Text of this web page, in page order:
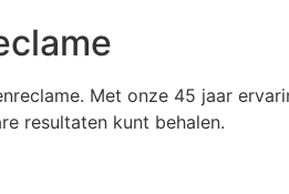
Met onze 45 jaar
resultaten kunt behalen.